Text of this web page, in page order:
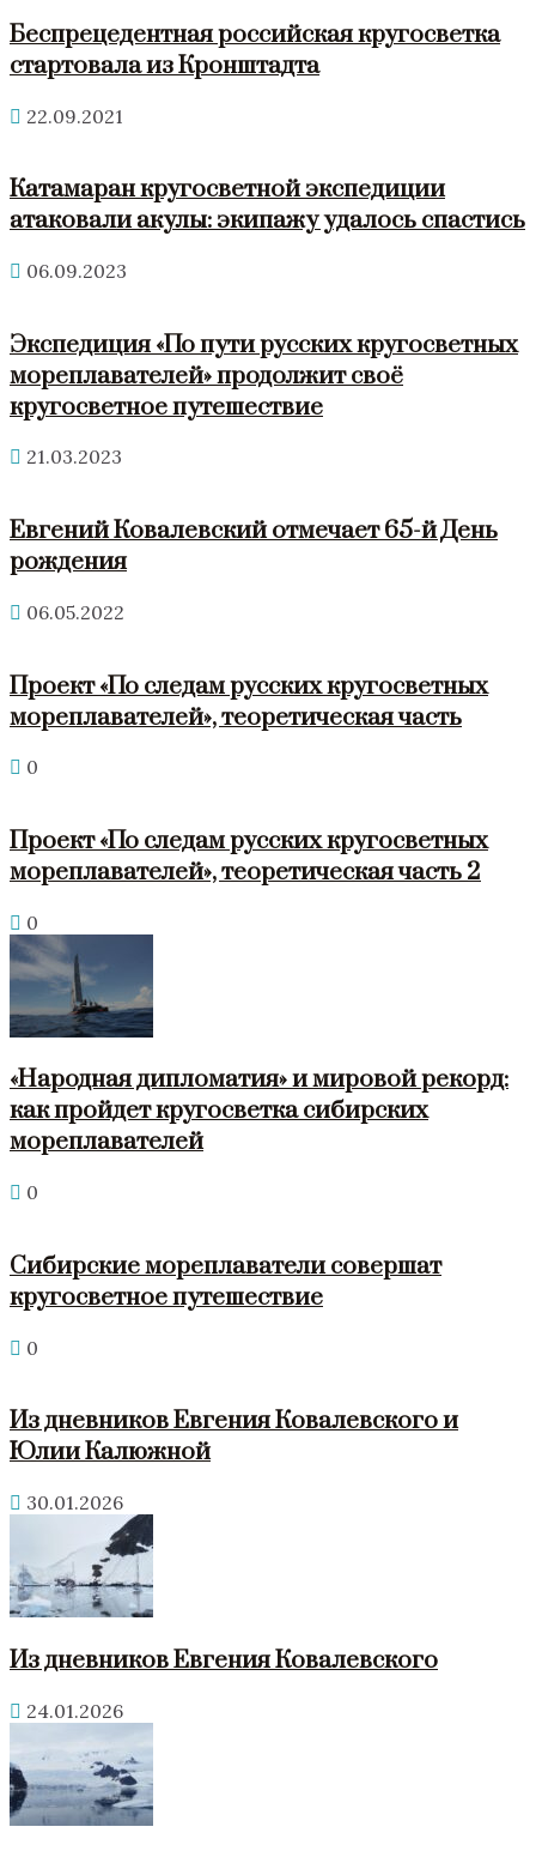
Беспрецедентная российская кругосветка
стартовала из Кронштадта
22.09.2021
Катамаран кругосветной экспедиции
атаковали акулы: экипажу удалось спастись
06.09.2023
Экспедиция «По пути русских кругосветных
мореплавателей» продолжит своё
кругосветное путешествие
21.03.2023
Евгений Ковалевский отмечает 65-й День
рождения
06.05.2022
Проект «По следам русских кругосветных
мореплавателей», теоретическая часть
0
Проект «По следам русских кругосветных
мореплавателей», теоретическая часть 2
0
«Народная дипломатия» и мировой рекорд:
как пройдет кругосветка сибирских
мореплавателей
0
Сибирские мореплаватели совершат
кругосветное путешествие
0
Из дневников Евгения Ковалевского и
Юлии Калюжной
30.01.2026
Из дневников Евгения Ковалевского
24.01.2026